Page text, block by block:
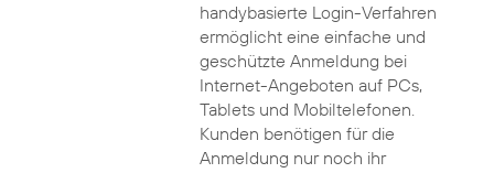
handybasierte Login-Verfahren
ermöglicht eine einfache und
geschützte Anmeldung bei
Internet-Angeboten auf PCs,
Tablets und Mobiltelefonen.
Kunden benötigen für die
Anmeldung nur noch ihr